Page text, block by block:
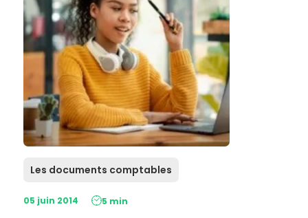
Les documents comptables
05 juin 2014 5 min